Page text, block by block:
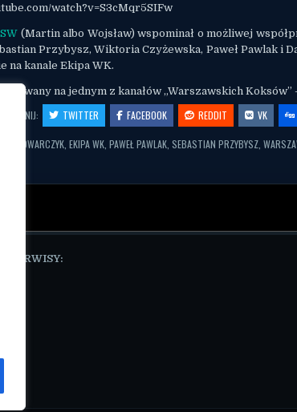
watch?v=S3cMqr5SIFw
(Martin albo Wojsław) wspominał o możliwej
Przybysz, Wiktoria Czyżewska, Paweł Pawlak i
na kanale Ekipa WK.
na jednym z kanałów „Warszawskich
TWITTER FACEBOOK REDDIT VK
PIWOWARCZYK ,EKIPA WK ,PAWEŁ PAWLAK ,SEBASTIAN PRZYBYSZ ,
SERWISY: